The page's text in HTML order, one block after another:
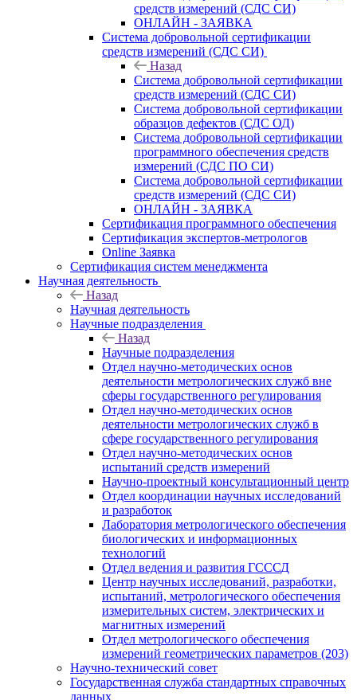
средств измерений (СДС СИ)
ОНЛАЙН - ЗАЯВКА
Система добровольной сертификации
средств измерений (СДС СИ)
Назад
Система добровольной сертификации
средств измерений (СДС СИ)
Система добровольной сертификации
образцов дефектов (СДС ОД)
Система добровольной сертификации
программного обеспечения средств
измерений (СДС ПО СИ)
Система добровольной сертификации
средств измерений (СДС СИ)
ОНЛАЙН - ЗАЯВКА
Сертификация программного обеспечения
Сертификация экспертов-метрологов
Online Заявка
Сертификация систем менеджмента
Научная деятельность
Назад
Научная деятельность
Научные подразделения
Назад
Научные подразделения
Отдел научно-методических основ
деятельности метрологических служб вне
сферы государственного регулирования
Отдел научно-методических основ
деятельности метрологических служб в
сфере государственного регулирования
Отдел научно-методических основ
испытаний средств измерений
Научно-проектный консультационный центр
Отдел координации научных исследований
и разработок
Лаборатория метрологического обеспечения
биологических и информационных
технологий
Отдел ведения и развития ГСССД
Центр научных исследований, разработки,
испытаний, метрологического обеспечения
измерительных систем, электрических и
магнитных измерений
Отдел метрологического обеспечения
измерений геометрических параметров (203)
Научно-технический совет
Государственная служба стандартных справочных
данных